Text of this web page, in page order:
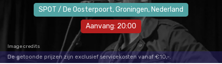
SPOT / De Oosterpoort,Groningen, Nederland
Aanvang: 20:00
Image credits
De getoonde prijzen zijn exclusief servicekosten vanaf €10,-.